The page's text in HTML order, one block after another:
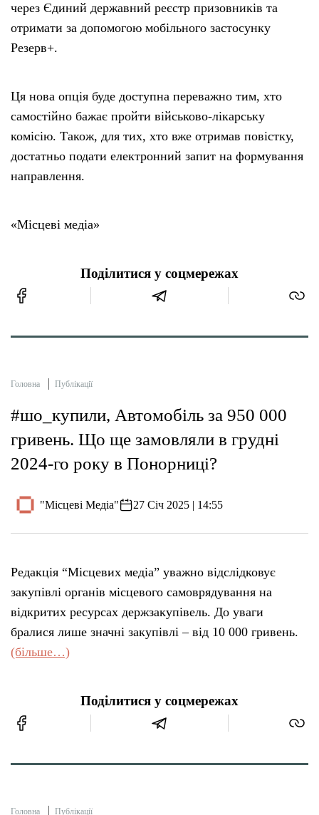
через Єдиний державний реєстр призовників та
отримати за допомогою мобільного застосунку
Резерв+.
Ця нова опція буде доступна переважно тим, хто
самостійно бажає пройти військово-лікарську
комісію. Також, для тих, хто вже отримав повістку,
достатньо подати електронний запит на формування
направлення.
«Місцеві медіа»
Поділитися у соцмережах
Головна Публікації
#шо_купили, Автомобіль за 950 000
гривень. Що ще замовляли в грудні
2024-го року в Понорниці?
"Місцеві Медіа" 27 Січ 2025 | 14:55
Редакція “Місцевих медіа” уважно відслідковує
закупівлі органів місцевого самоврядування на
відкритих ресурсах держзакупівель. До уваги
бралися лише значні закупівлі – від 10 000 гривень.
(більше…)
Поділитися у соцмережах
Головна Публікації